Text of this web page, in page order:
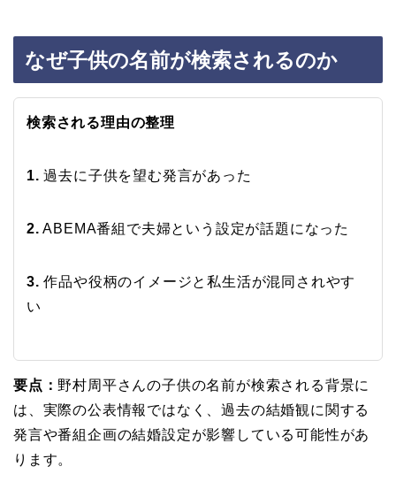
なぜ子供の名前が検索されるのか
検索される理由の整理
1. 過去に子供を望む発言があった
2. ABEMA番組で夫婦という設定が話題になった
3. 作品や役柄のイメージと私生活が混同されやす
い
要点： 野村周平さんの子供の名前が検索される背景に
は、実際の公表情報ではなく、過去の結婚観に関する
発言や番組企画の結婚設定が影響している可能性があ
ります。